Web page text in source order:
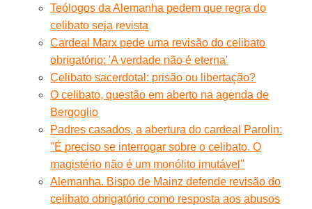
Teólogos da Alemanha pedem que regra do
celibato seja revista
Cardeal Marx pede uma revisão do celibato
obrigatório: 'A verdade não é eterna'
Celibato sacerdotal: prisão ou libertação?
O celibato, questão em aberto na agenda de
Bergoglio
Padres casados, a abertura do cardeal Parolin:
''É preciso se interrogar sobre o celibato. O
magistério não é um monólito imutável''
Alemanha. Bispo de Mainz defende revisão do
celibato obrigatório como resposta aos abusos